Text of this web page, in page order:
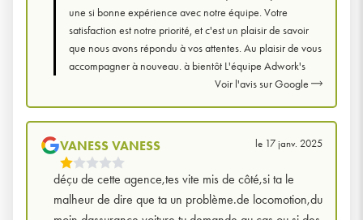
une si bonne expérience avec notre équipe. Votre
satisfaction est notre priorité, et c'est un plaisir de savoir
que nous avons répondu à vos attentes. Au plaisir de vous
accompagner à nouveau. à bientôt L'équipe Adwork's
Voir l'avis sur Google
VANESS VANESS
1
Étoiles
Sur
le 17 janv. 2025
déçu de cette agence,tes vite mis de côté,si ta le
malheur de dire que ta un problème.de locomotion,du